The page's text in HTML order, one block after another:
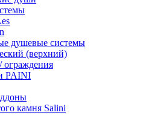
душевые системы
(верхний)
PAINI
камня Salini